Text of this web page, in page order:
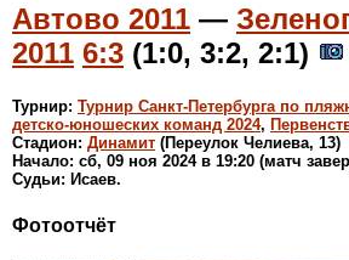
Автово 2011 —
2011 6:3 (1:0, 3:2, 2:1)
Турнир: Турнир Санкт-Петербурга по
детско-юношеских команд 2024,
Стадион: Динамит (Переулок Челиева, 13)
Начало: сб, 09 ноя 2024 в 19:20 (матч
Судьи: Исаев.
Фотоотчёт